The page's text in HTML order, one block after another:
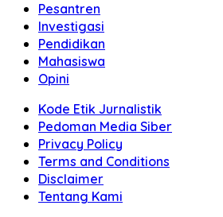
Pesantren
Investigasi
Pendidikan
Mahasiswa
Opini
Kode Etik Jurnalistik
Pedoman Media Siber
Privacy Policy
Terms and Conditions
Disclaimer
Tentang Kami